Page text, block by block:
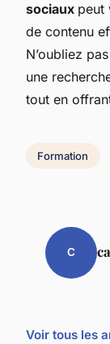
sociaux peut
de contenu
N’oubliez
une
tout en
Formation
C
Voir tous les